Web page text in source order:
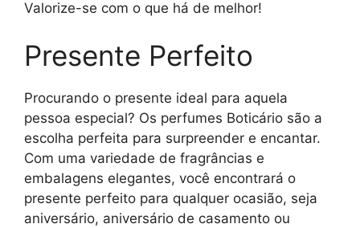
Valorize-se com o que há de melhor!
Presente Perfeito
Procurando o presente ideal para aquela
pessoa especial? Os perfumes Boticário são a
escolha perfeita para surpreender e encantar.
Com uma variedade de fragrâncias e
embalagens elegantes, você encontrará o
presente perfeito para qualquer ocasião, seja
aniversário, aniversário de casamento ou